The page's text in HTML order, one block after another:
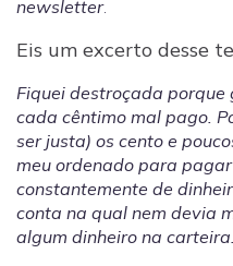
newsletter.
Eis um excerto desse
Fiquei destroçada
cada cêntimo mal pago.
ser justa) os cento e
meu ordenado para
constantemente de
conta na qual nem devia
algum dinheiro na carteira.